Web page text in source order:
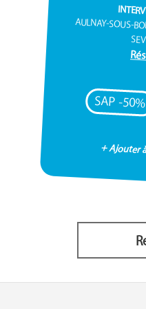
AULNAY-SOUS-
SAP -50%
+ Ajouter